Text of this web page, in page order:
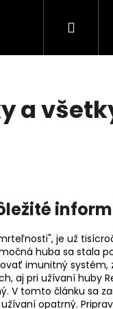
a
je už
huba sa stala
imunitný systém,
aj pri užívaní huby
V tomto článku sa
opatrný.